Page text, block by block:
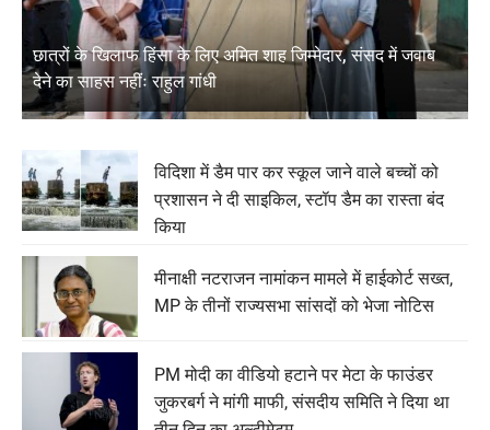
छात्रों के खिलाफ हिंसा के लिए अमित शाह जिम्मेदार, संसद में जवाब
देने का साहस नहींः राहुल गांधी
विदिशा में डैम पार कर स्कूल जाने वाले बच्चों को
प्रशासन ने दी साइकिल, स्टॉप डैम का रास्ता बंद
किया
मीनाक्षी नटराजन नामांकन मामले में हाईकोर्ट सख्त,
MP के तीनों राज्यसभा सांसदों को भेजा नोटिस
PM मोदी का वीडियो हटाने पर मेटा के फाउंडर
जुकरबर्ग ने मांगी माफी, संसदीय समिति ने दिया था